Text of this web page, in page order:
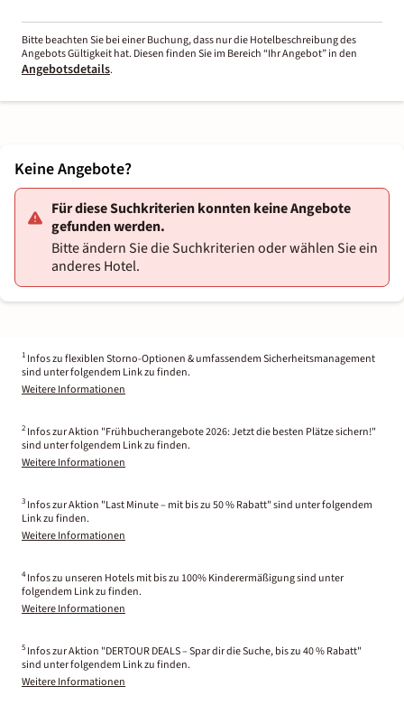
Bitte beachten Sie bei einer Buchung, dass nur die Hotelbeschreibung des
Angebots Gültigkeit hat. Diesen finden Sie im Bereich “Ihr Angebot” in den
Angebotsdetails.
Keine Angebote?
Für diese Suchkriterien konnten keine Angebote
gefunden werden.
Bitte ändern Sie die Suchkriterien oder wählen Sie ein
anderes Hotel.
1 Infos zu flexiblen Storno-Optionen & umfassendem Sicherheitsmanagement
sind unter folgendem Link zu finden.
Weitere Informationen
2 Infos zur Aktion "Frühbucherangebote 2026: Jetzt die besten Plätze sichern!"
sind unter folgendem Link zu finden.
Weitere Informationen
3 Infos zur Aktion "Last Minute – mit bis zu 50 % Rabatt" sind unter folgendem
Link zu finden.
Weitere Informationen
4 Infos zu unseren Hotels mit bis zu 100% Kinderermäßigung sind unter
folgendem Link zu finden.
Weitere Informationen
5 Infos zur Aktion "DERTOUR DEALS – Spar dir die Suche, bis zu 40 % Rabatt"
sind unter folgendem Link zu finden.
Weitere Informationen